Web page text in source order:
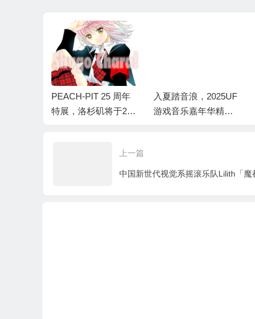
PEACH-PIT 25 周年
特展，洛杉矶将于202
入夏踏音浪，2025UF
游戏音乐嘉年华精彩
上一篇